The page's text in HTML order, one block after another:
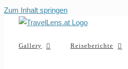
Zum Inhalt springen
Gallery Reiseberichte